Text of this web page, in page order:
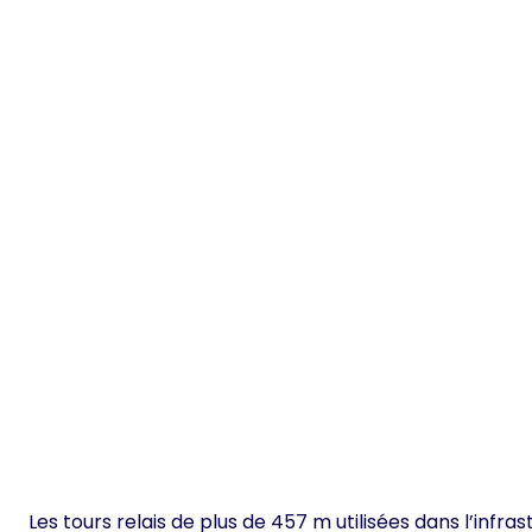
Les tours relais de plus de 457 m utilisées dans